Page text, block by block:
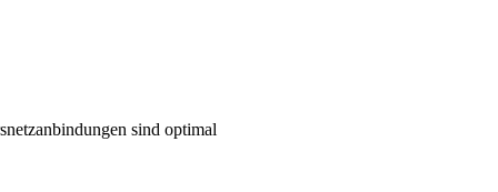
sind optimal